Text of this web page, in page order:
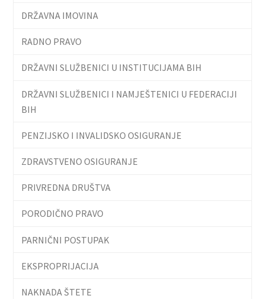
DRŽAVNA IMOVINA
RADNO PRAVO
DRŽAVNI SLUŽBENICI U INSTITUCIJAMA BIH
DRŽAVNI SLUŽBENICI I NAMJEŠTENICI U FEDERACIJI
BIH
PENZIJSKO I INVALIDSKO OSIGURANJE
ZDRAVSTVENO OSIGURANJE
PRIVREDNA DRUŠTVA
PORODIČNO PRAVO
PARNIČNI POSTUPAK
EKSPROPRIJACIJA
NAKNADA ŠTETE